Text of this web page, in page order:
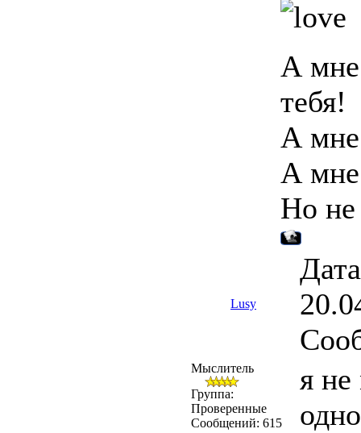
А мне
тебя!
А мне
А мне
Но
Lusy
Мыслитель
Группа:
Проверенные
Сообщений: 615
я не